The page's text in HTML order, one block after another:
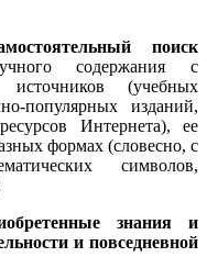
поиск
содержания с
источников (учебных
популярных изданий,
Интернета), ее
формах (словесно, с
символов,
знания и
и повседневной